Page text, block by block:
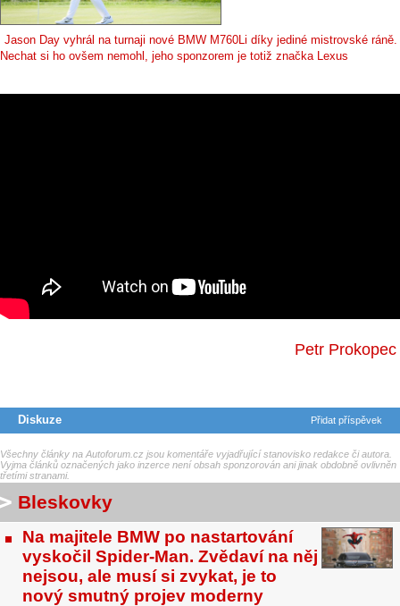
Jason Day vyhrál na turnaji nové BMW M760Li díky jediné mistrovské ráně.
Nechat si ho ovšem nemohl, jeho sponzorem je totiž značka Lexus
Petr Prokopec
Diskuze Přidat příspěvek
Všechny články na Autoforum.cz jsou komentáře vyjadřující stanovisko redakce či autora.
Vyjma článků označených jako inzerce není obsah sponzorován ani jinak obdobně ovlivněn
třetími stranami.
Bleskovky
Na majitele BMW po nastartování
vyskočil Spider-Man. Zvědaví na něj
nejsou, ale musí si zvykat, je to
nový smutný projev moderny